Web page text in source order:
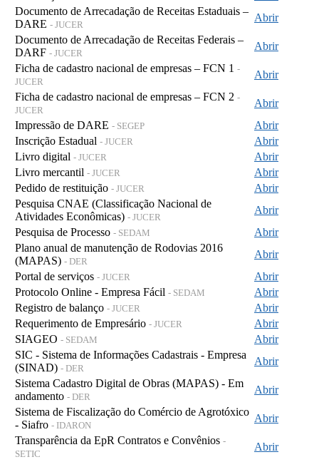
Documento de Arrecadação de Receitas Estaduais –
DARE - JUCER
Abrir
Documento de Arrecadação de Receitas Federais –
DARF - JUCER
Abrir
Ficha de cadastro nacional de empresas – FCN 1 -
JUCER
Abrir
Ficha de cadastro nacional de empresas – FCN 2 -
JUCER
Abrir
Impressão de DARE - SEGEP
Abrir
Inscrição Estadual - JUCER
Abrir
Livro digital - JUCER
Abrir
Livro mercantil - JUCER
Abrir
Pedido de restituição - JUCER
Abrir
Pesquisa CNAE (Classificação Nacional de
Atividades Econômicas) - JUCER
Abrir
Pesquisa de Processo - SEDAM
Abrir
Plano anual de manutenção de Rodovias 2016
(MAPAS) - DER
Abrir
Portal de serviços - JUCER
Abrir
Protocolo Online - Empresa Fácil - SEDAM
Abrir
Registro de balanço - JUCER
Abrir
Requerimento de Empresário - JUCER
Abrir
SIAGEO - SEDAM
Abrir
SIC - Sistema de Informações Cadastrais - Empresa
(SINAD) - DER
Abrir
Sistema Cadastro Digital de Obras (MAPAS) - Em
andamento - DER
Abrir
Sistema de Fiscalização do Comércio de Agrotóxico
- Siafro - IDARON
Abrir
Transparência da EpR Contratos e Convênios -
SETIC
Abrir